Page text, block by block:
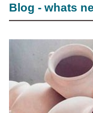
Blog - whats